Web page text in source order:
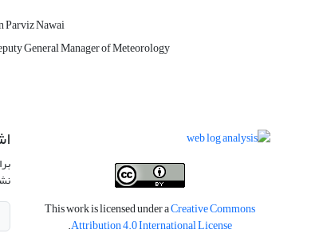
Parviz Nawai
General Manager of Meteorology
This work is licensed under aCreative Commons
Attribution 4.0 International License
.